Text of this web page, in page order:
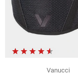
Vanucci